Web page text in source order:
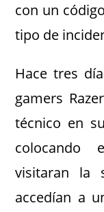
con un
tipo de
Hace tres
gamers
técnico en
colocando
visitaran la
accedían a